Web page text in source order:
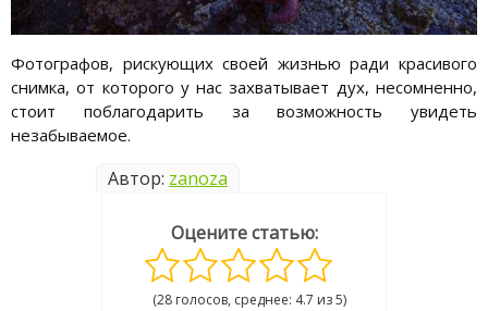
Фотографов, рискующих своей жизнью ради красивого
снимка, от которого у нас захватывает дух, несомненно,
стоит поблагодарить за возможность увидеть
незабываемое.
Автор: zanoza
Оцените статью:
(28 голосов, среднее: 4.7 из 5)